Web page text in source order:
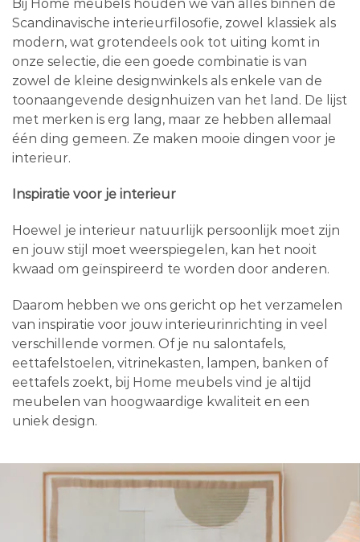
Bij Home meubels houden we van alles binnen de
Scandinavische interieurfilosofie, zowel klassiek als
modern, wat grotendeels ook tot uiting komt in
onze selectie, die een goede combinatie is van
zowel de kleine designwinkels als enkele van de
toonaangevende designhuizen van het land. De lijst
met merken is erg lang, maar ze hebben allemaal
één ding gemeen. Ze maken mooie dingen voor je
interieur.
Inspiratie voor je interieur
Hoewel je interieur natuurlijk persoonlijk moet zijn
en jouw stijl moet weerspiegelen, kan het nooit
kwaad om geïnspireerd te worden door anderen.
Daarom hebben we ons gericht op het verzamelen
van inspiratie voor jouw interieurinrichting in veel
verschillende vormen. Of je nu salontafels,
eettafelstoelen, vitrinekasten, lampen, banken of
eettafels zoekt, bij Home meubels vind je altijd
meubelen van hoogwaardige kwaliteit en een
uniek design.